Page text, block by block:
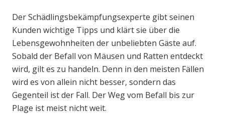
Der Schädlingsbekämpfungsexperte gibt seinen
Kunden wichtige Tipps und klärt sie über die
Lebensgewohnheiten der unbeliebten Gäste auf.
Sobald der Befall von Mäusen und Ratten entdeckt
wird, gilt es zu handeln. Denn in den meisten Fällen
wird es von allein nicht besser, sondern das
Gegenteil ist der Fall. Der Weg vom Befall bis zur
Plage ist meist nicht weit.